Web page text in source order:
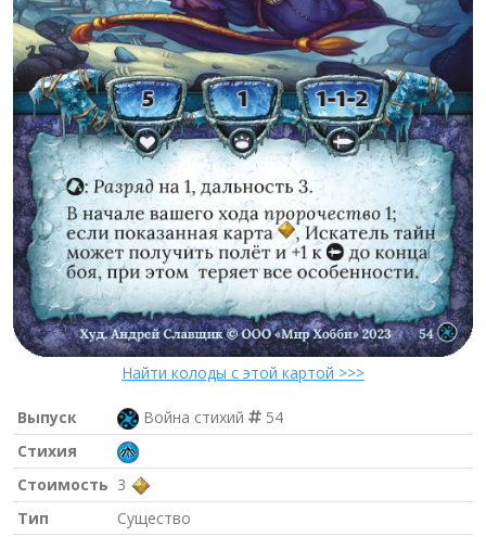
Найти колоды с этой картой >>>
Выпуск Война стихий
54
Стихия
Стоимость 3
Тип
Существо